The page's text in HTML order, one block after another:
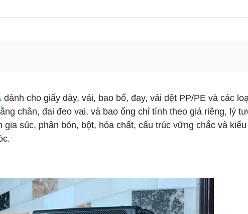
dành cho giấy dày, vải, bao bố, đay, vải dệt PP/PE và các
chân, đai đeo vai, và bao ống chỉ tính theo giá riêng, lý
gia súc, phân bón, bột, hóa chất, cấu trúc vững chắc và